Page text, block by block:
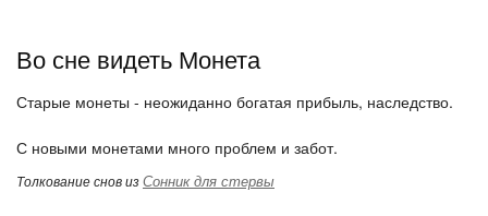
Во сне видеть Монета
Старые монеты - неожиданно богатая прибыль, наследство.
С новыми монетами много проблем и забот.
Толкование снов изСонник для стервы